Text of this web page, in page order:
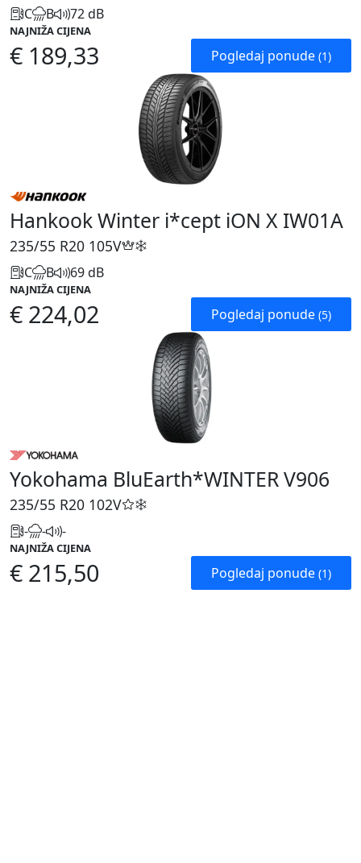
C B 72 dB
NAJNIŽA CIJENA
€ 189,33 Pogledaj ponude (1)
Hankook Winter i*cept iON X IW01A
235/55 R20 105V
C B 69 dB
NAJNIŽA CIJENA
€ 224,02 Pogledaj ponude (5)
Yokohama BluEarth*WINTER V906
235/55 R20 102V
- - -
NAJNIŽA CIJENA
€ 215,50 Pogledaj ponude (1)